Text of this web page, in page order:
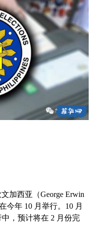
加西亚（George Erwin
今年 10 月举行。10 月
，预计将在 2 月份完